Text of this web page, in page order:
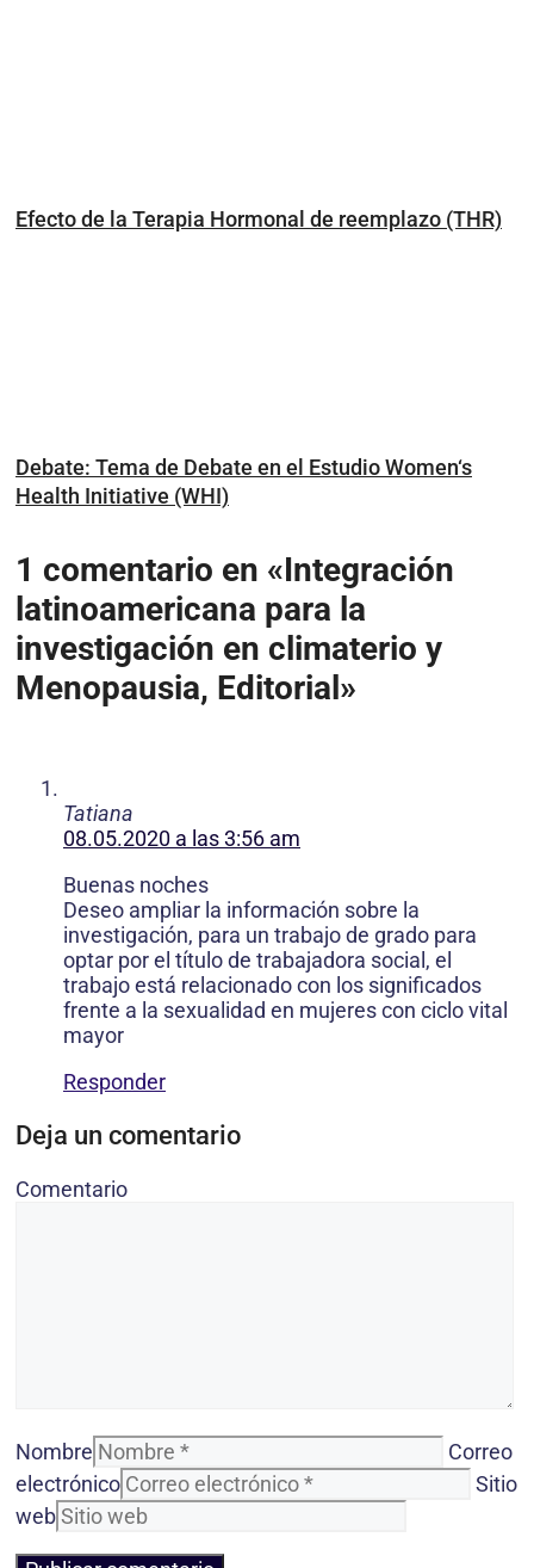
Efecto de la Terapia Hormonal de reemplazo (THR)
Debate: Tema de Debate en el Estudio Women‘s
Health Initiative (WHI)
1 comentario en «Integración
latinoamericana para la
investigación en climaterio y
Menopausia, Editorial»
Tatiana
08.05.2020 a las 3:56 am
Buenas noches
Deseo ampliar la información sobre la
investigación, para un trabajo de grado para
optar por el título de trabajadora social, el
trabajo está relacionado con los significados
frente a la sexualidad en mujeres con ciclo vital
mayor
Responder
Deja un comentario
Comentario
Nombre
Correo
electrónico
Sitio
web